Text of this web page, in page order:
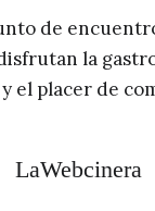
de
la
el placer de
LaWebcinera